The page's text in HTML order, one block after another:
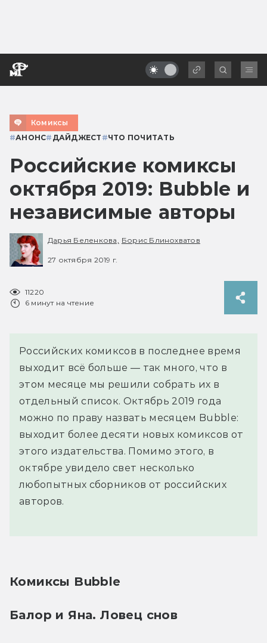
Комиксы
#АНОНС# ДАЙДЖЕСТ #ЧТО ПОЧИТАТЬ
Российские комиксы
октября 2019: Bubble и
независимые авторы
Дарья Беленкова, Борис Блинохватов
27 октября 2019 г.
11220
6 минут на чтение
Российских комиксов в последнее время
выходит всё больше — так много, что в
этом месяце мы решили собрать их в
отдельный список. Октябрь 2019 года
можно по праву назвать месяцем Bubble:
выходит более десяти новых комиксов от
этого издательства. Помимо этого, в
октябре увидело свет несколько
любопытных сборников от российских
авторов.
Комиксы Bubble
Балор и Яна. Ловец снов